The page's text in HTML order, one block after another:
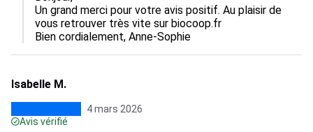
Un grand merci pour votre avis positif. Au plaisir de
vous retrouver très vite sur biocoop.fr
Bien cordialement, Anne-Sophie
Isabelle M.
4 mars 2026
Avis vérifié